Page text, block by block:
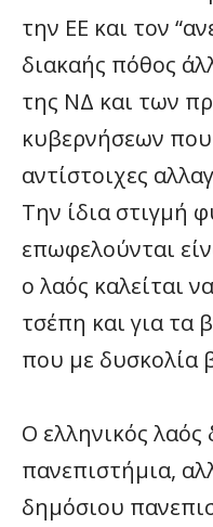
την ΕΕ και τον
διακαής πόθος
της ΝΔ και των
κυβερνήσεων
αντίστοιχες
Την ίδια στιγμή
επωφελούνται
ο λαός καλείται
τσέπη και για τα
που με δυσκολία
Ο ελληνικός λαός
πανεπιστήμια,
δημόσιου